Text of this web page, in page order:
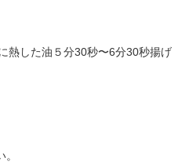
熱した油５分30秒〜6分30秒揚げ